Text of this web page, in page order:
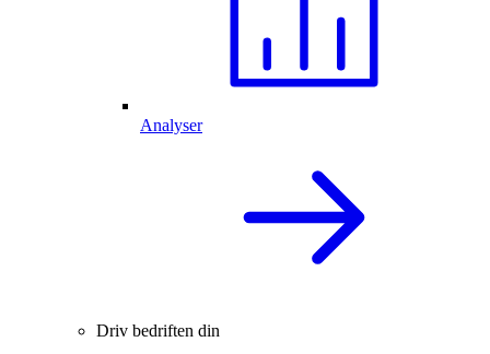
Analyser
Driv bedriften din